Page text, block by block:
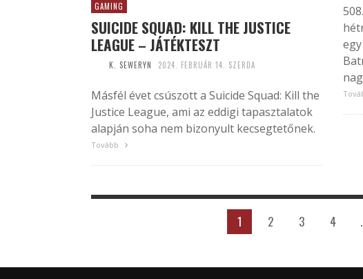
GAMING
SUICIDE SQUAD: KILL THE JUSTICE
LEAGUE – JÁTÉKTESZT
K. SEWERYN 2024. FEBRUÁR 14. SZERDA
Másfél évet csúszott a Suicide Squad: Kill the
Justice League, ami az eddigi tapasztalatok
alapján soha nem bizonyult kecsegtetőnek.
Tovább
1 2 3 4